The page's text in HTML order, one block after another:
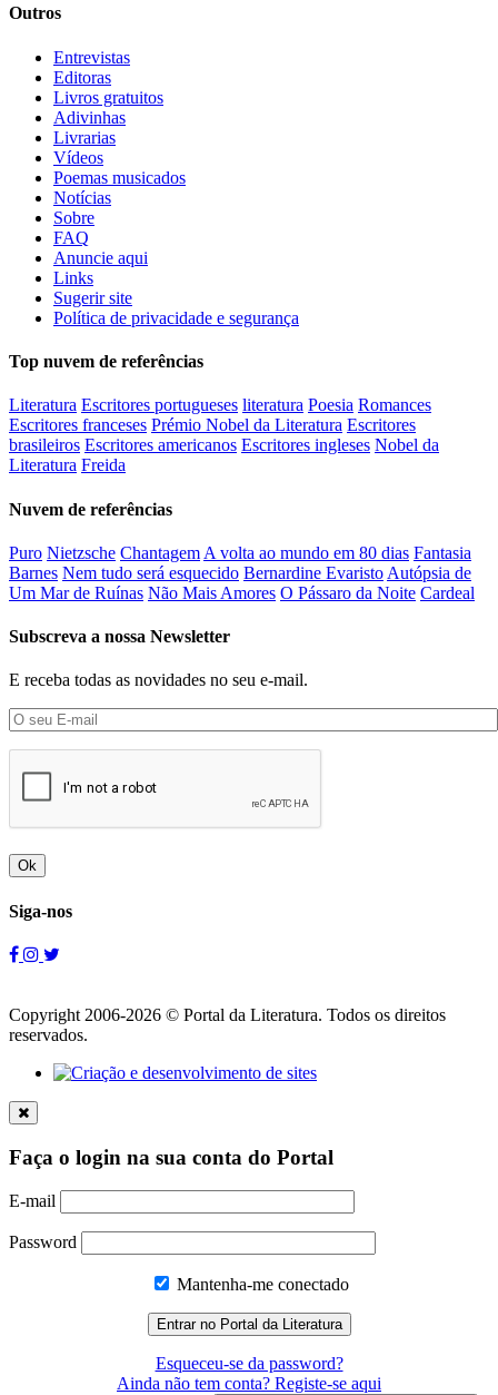
Outros
Entrevistas
Editoras
Livros gratuitos
Adivinhas
Livrarias
Vídeos
Poemas musicados
Notícias
Sobre
FAQ
Anuncie aqui
Links
Sugerir site
Política de privacidade e segurança
Top nuvem de referências
Literatura Escritores portugueses literatura Poesia Romances
Escritores franceses Prémio Nobel da Literatura Escritores
brasileiros Escritores americanos Escritores ingleses Nobel da
Literatura Freida
Nuvem de referências
Puro Nietzsche Chantagem A volta ao mundo em 80 dias Fantasia
Barnes Nem tudo será esquecido Bernardine Evaristo Autópsia de
Um Mar de Ruínas Não Mais Amores O Pássaro da Noite Cardeal
Subscreva a nossa Newsletter
E receba todas as novidades no seu e-mail.
Ok
Siga-nos
Copyright 2006-2026 © Portal da Literatura. Todos os direitos
reservados.
Faça o login na sua conta do Portal
E-mail
Password
Mantenha-me conectado
Esqueceu-se da password?
Ainda não tem conta? Registe-se aqui